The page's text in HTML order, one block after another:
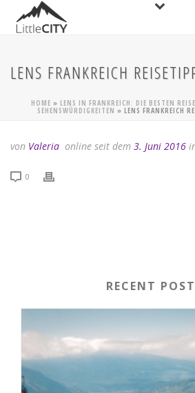
LENS FRANKREICH
HOME » LENS IN FRANKREICH: DIE BESTEN
SEHENSWÜRDIGKEITEN » LENS FRANKREICH
von Valeria online seit dem 3. Juni 2016
0
RECENT